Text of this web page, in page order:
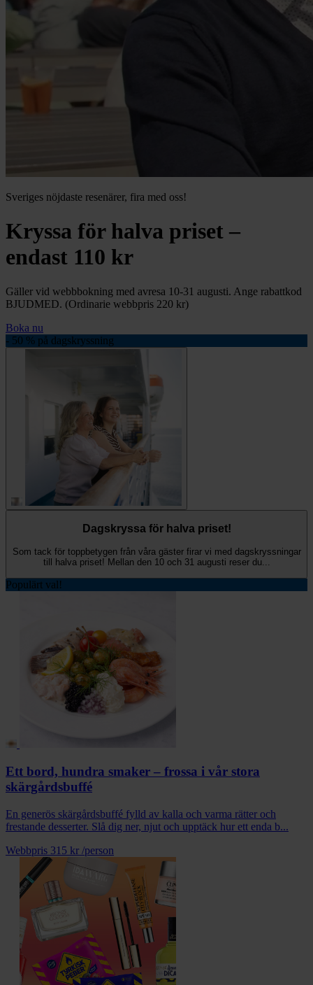
Sveriges nöjdaste resenärer, fira med oss!
Kryssa för halva priset –
endast 110 kr
Gäller vid webbbokning med avresa 10-31 augusti. Ange rabattkod
BJUDMED. (Ordinarie webbpris 220 kr)
Boka nu
- 50 % på dagskryssning
Dagskryssa för halva priset!
Som tack för toppbetygen från våra gäster firar vi med dagskryssningar
till halva priset! Mellan den 10 och 31 augusti reser du...
Populärt val!
Ett bord, hundra smaker – frossa i vår stora
skärgårdsbuffé
En generös skärgårdsbuffé fylld av kalla och varma rätter och
frestande desserter. Slå dig ner, njut och upptäck hur ett enda b...
Webbpris 315 kr /person